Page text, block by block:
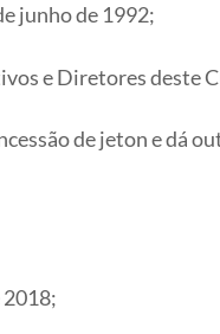
junho de 1992;
e Diretores deste
de jeton e dá
2018;